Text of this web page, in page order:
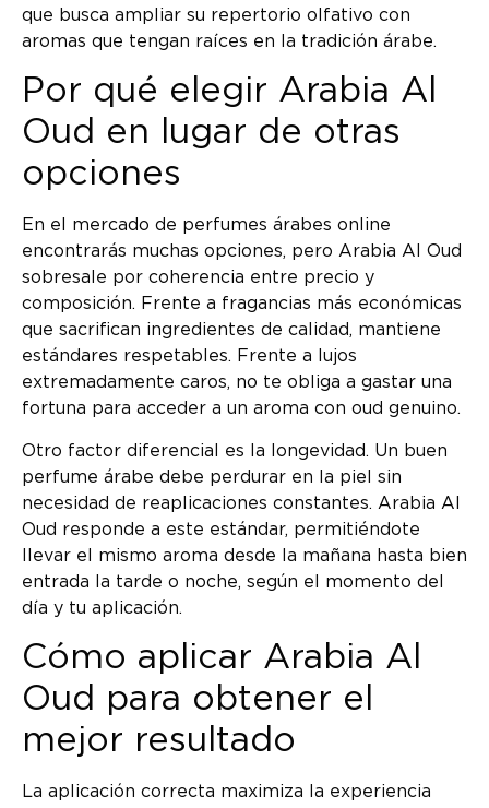
que busca ampliar su repertorio olfativo con
aromas que tengan raíces en la tradición árabe.
Por qué elegir Arabia Al
Oud en lugar de otras
opciones
En el mercado de perfumes árabes online
encontrarás muchas opciones, pero Arabia Al Oud
sobresale por coherencia entre precio y
composición. Frente a fragancias más económicas
que sacrifican ingredientes de calidad, mantiene
estándares respetables. Frente a lujos
extremadamente caros, no te obliga a gastar una
fortuna para acceder a un aroma con oud genuino.
Otro factor diferencial es la longevidad. Un buen
perfume árabe debe perdurar en la piel sin
necesidad de reaplicaciones constantes. Arabia Al
Oud responde a este estándar, permitiéndote
llevar el mismo aroma desde la mañana hasta bien
entrada la tarde o noche, según el momento del
día y tu aplicación.
Cómo aplicar Arabia Al
Oud para obtener el
mejor resultado
La aplicación correcta maximiza la experiencia